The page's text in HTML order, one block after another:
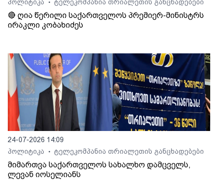
პოლიტიკა
• ტელეკომპანია თრიალეთის განცხადებები
🔴 ღია წერილი საქართველოს პრემიერ-მინისტრს
ირაკლი კობახიძეს
24-07-2026 14:09
პოლიტიკა
• ტელეკომპანია თრიალეთის განცხადებები
მიმართვა საქართველოს სახალხო დამცველს,
ლევან იოსელიანს